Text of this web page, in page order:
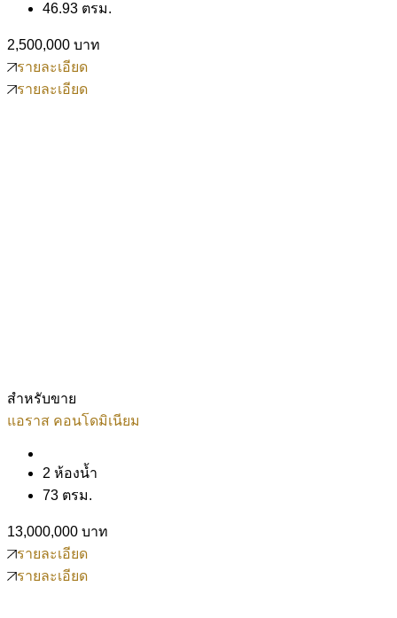
46.93 ตรม.
2,500,000 บาท
รายละเอียด
รายละเอียด
สำหรับขาย
แอราส คอนโดมิเนียม
2 ห้องน้ำ
73 ตรม.
13,000,000 บาท
รายละเอียด
รายละเอียด